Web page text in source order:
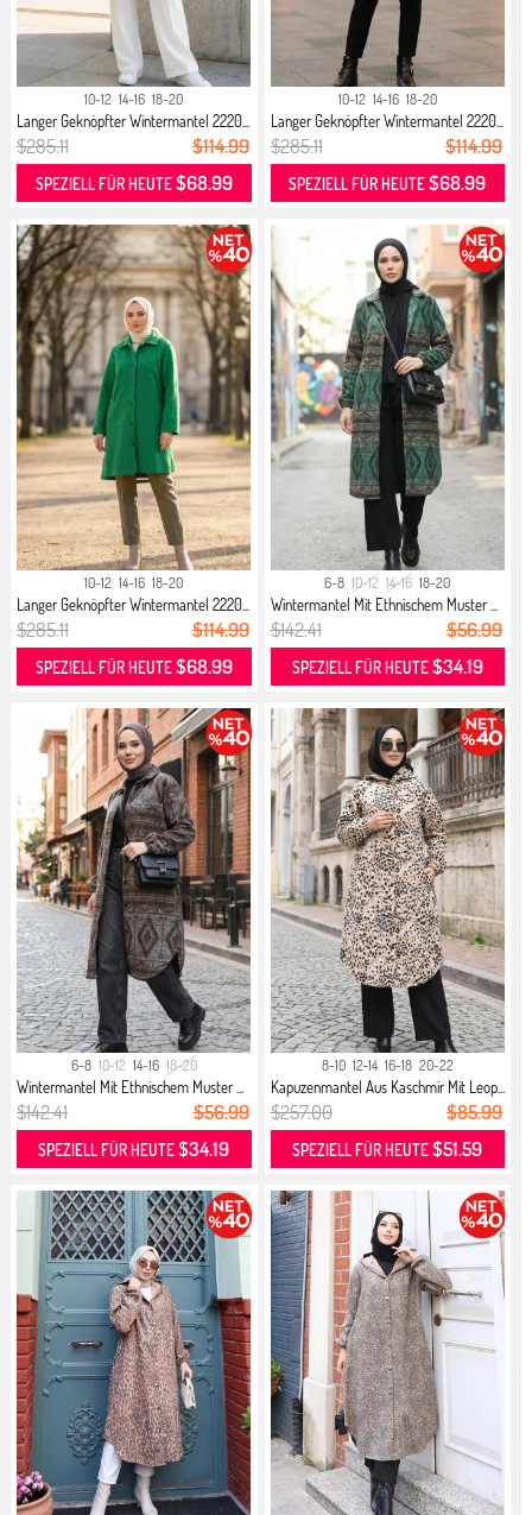
10-12 14-16 18-20
Langer Geknöpfter Wintermantel 2220...
$285.11 $114.99
SPEZIELL FÜR HEUTE$68.99
10-12 14-16 18-20
Langer Geknöpfter Wintermantel 2220...
$285.11 $114.99
SPEZIELL FÜR HEUTE$68.99
10-12 14-16 18-20
Langer Geknöpfter Wintermantel 2220...
$285.11 $114.99
SPEZIELL FÜR HEUTE$68.99
6-8 10-12 14-16 18-20
Wintermantel Mit Ethnischem Muster ...
$142.41 $56.99
SPEZIELL FÜR HEUTE$34.19
6-8 10-12 14-16 18-20
Wintermantel Mit Ethnischem Muster ...
$142.41 $56.99
SPEZIELL FÜR HEUTE$34.19
8-10 12-14 16-18 20-22
Kapuzenmantel Aus Kaschmir Mit Leop...
$257.00 $85.99
SPEZIELL FÜR HEUTE$51.59